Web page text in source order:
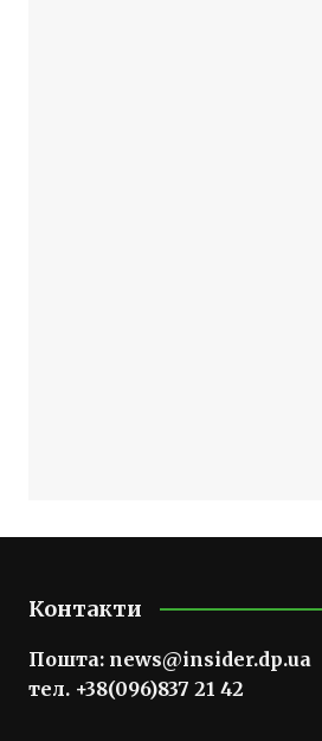
Контакти
Пошта: news@insider.dp.ua
тел. +38(096)837 21 42